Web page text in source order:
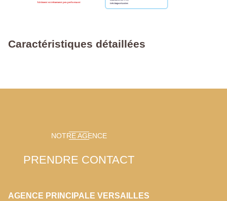
Caractéristiques détaillées
NOTRE AGENCE
PRENDRE CONTACT
AGENCE PRINCIPALE VERSAILLES